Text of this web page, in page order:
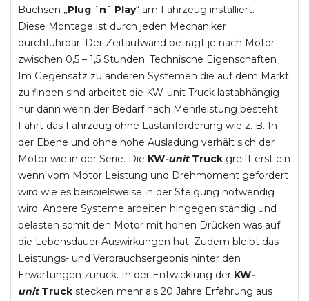
Buchsen „Plug `n´ Play“ am Fahrzeug installiert.
Diese Montage ist durch jeden Mechaniker
durchführbar. Der Zeitaufwand beträgt je nach Motor
zwischen 0,5 – 1,5 Stunden. Technische Eigenschaften
Im Gegensatz zu anderen Systemen die auf dem Markt
zu finden sind arbeitet die KW-unit Truck lastabhängig
nur dann wenn der Bedarf nach Mehrleistung besteht.
Fährt das Fahrzeug ohne Lastanforderung wie z. B. In
der Ebene und ohne hohe Ausladung verhält sich der
Motor wie in der Serie. Die KW-unit Truck greift erst ein
wenn vom Motor Leistung und Drehmoment gefordert
wird wie es beispielsweise in der Steigung notwendig
wird. Andere Systeme arbeiten hingegen ständig und
belasten somit den Motor mit hohen Drücken was auf
die Lebensdauer Auswirkungen hat. Zudem bleibt das
Leistungs- und Verbrauchsergebnis hinter den
Erwartungen zurück. In der Entwicklung der KW-
unit Truck stecken mehr als 20 Jahre Erfahrung aus